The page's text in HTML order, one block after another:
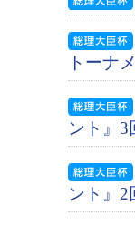
トーナ
ント』3
ント』2